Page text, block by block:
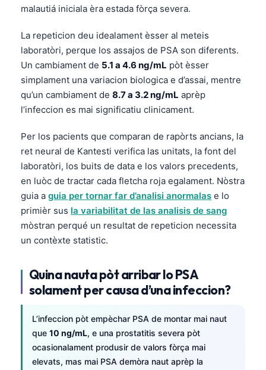
malautiá iniciala èra estada fòrça severa.
La repeticion deu idealament èsser al meteis
laboratòri, perque los assajos de PSA son diferents.
Un cambiament de 5.1 a 4.6 ng/mL pòt èsser
simplament una variacion biologica e d’assai, mentre
qu’un cambiament de 8.7 a 3.2 ng/mL aprèp
l’infeccion es mai significatiu clinicament.
Per los pacients que comparan de rapòrts ancians, la
ret neural de Kantesti verifica las unitats, la font del
laboratòri, los buits de data e los valors precedents,
en luòc de tractar cada fletcha roja egalament. Nòstra
guia a guia per tornar far d’analisi anormalas e lo
primièr sus la variabilitat de las analisis de sang
mòstran perqué un resultat de repeticion necessita
un contèxte statistic.
Quina nauta pòt arribar lo PSA
solament per causa d’una infeccion?
L’infeccion pòt empèchar PSA de montar mai naut
que 10 ng/mL, e una prostatitis severa pòt
ocasionalament produsir de valors fòrça mai
elevats, mas mai PSA demòra naut aprèp la
Українська
O‘zbekcha
Català
Slovenčina
كوردی‎
پښتو
سنڌي
සිංහල
অসমীয়া
Latviešu valoda
Македонски јазик
Euskara
Gàidhlig
Afrikaans